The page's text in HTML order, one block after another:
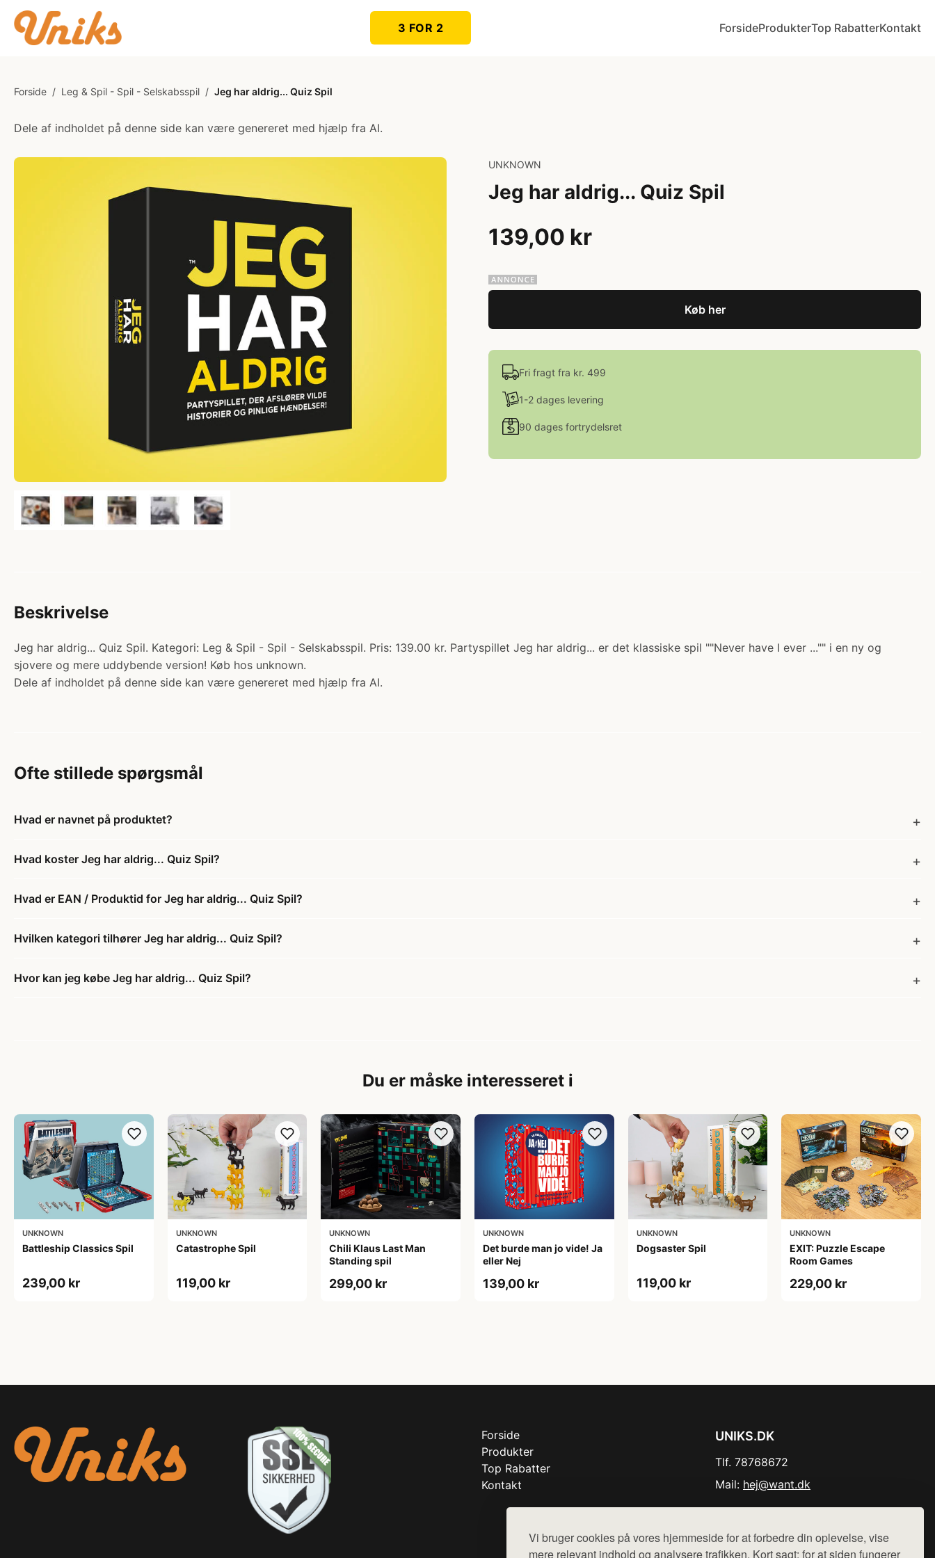
Vi bruger cookies på vores hjemmeside for at forbedre din oplevelse, vise
mere relevant indhold og analysere trafikken. Kort sagt: for at siden fungerer
3 FOR 2 ForsideProdukterTop RabatterKontakt
Forside / Leg & Spil - Spil - Selskabsspil / Jeg har aldrig... Quiz Spil
Dele af indholdet på denne side kan være genereret med hjælp fra AI.
UNKNOWN
Jeg har aldrig... Quiz Spil
139,00 kr
Køb her
Fri fragt fra kr. 499
1-2 dages levering
90 dages fortrydelsret
Beskrivelse
Jeg har aldrig... Quiz Spil. Kategori: Leg & Spil - Spil - Selskabsspil. Pris: 139.00 kr. Partyspillet Jeg har aldrig... er det klassiske spil ""Never have I ever ..."" i en ny og
sjovere og mere uddybende version! Køb hos unknown.
Dele af indholdet på denne side kan være genereret med hjælp fra AI.
Ofte stillede spørgsmål
Hvad er navnet på produktet?
Hvad koster Jeg har aldrig... Quiz Spil?
Hvad er EAN / Produktid for Jeg har aldrig... Quiz Spil?
Hvilken kategori tilhører Jeg har aldrig... Quiz Spil?
Hvor kan jeg købe Jeg har aldrig... Quiz Spil?
Du er måske interesseret i
UNKNOWN
Battleship Classics Spil
239,00 kr
UNKNOWN
Catastrophe Spil
119,00 kr
UNKNOWN
Chili Klaus Last Man
Standing spil
299,00 kr
UNKNOWN
Det burde man jo vide! Ja
eller Nej
139,00 kr
UNKNOWN
Dogsaster Spil
119,00 kr
UNKNOWN
EXIT: Puzzle Escape
Room Games
229,00 kr
Forside
Produkter
Top Rabatter
Kontakt
UNIKS.DK
Tlf. 78768672
Mail: hej@want.dk